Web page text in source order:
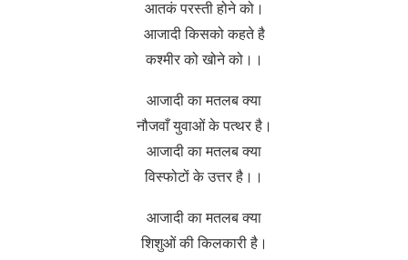
आतकं परस्ती होने को।
आजादी किसको कहते है
कश्मीर को खोने को।।
आजादी का मतलब क्या
नौजवाँ युवाओं के पत्थर है।
आजादी का मतलब क्या
विस्फोटों के उत्तर है।।
आजादी का मतलब क्या
शिशुओं की किलकारी है।